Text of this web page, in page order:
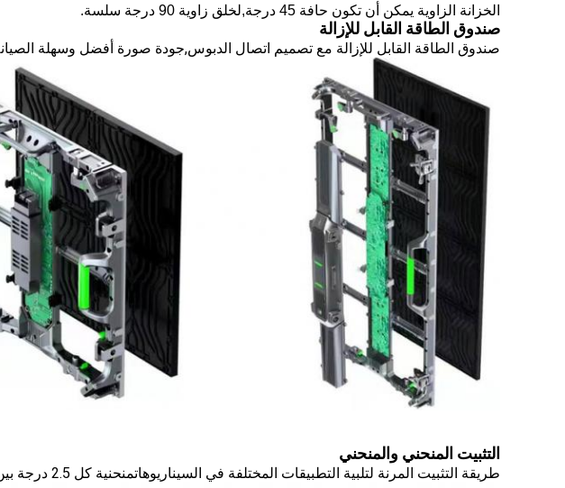
الخزانة الزاوية يمكن أن تكون حافة 45 درجة ,لخلق زاوية 90 درجة سلسة.
صندوق الطاقة القابل للإزالة
صندوق الطاقة القابل للإزالة مع تصميم اتصال الدبوس,جودة صورة أفضل وسهلة
التثبيت المنحني والمنحني
طريقة التثبيت المرنة لتلبية التطبيقات المختلفة في السيناريوهاتمنحنية كل 2.5 درجة بين -10 و 10 درجة